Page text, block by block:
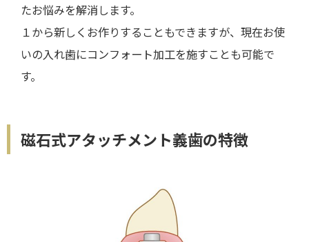
たお悩みを解消します。
１から新しくお作りすることもできますが、現在お使
いの入れ歯にコンフォート加工を施すことも可能で
す。
磁石式アタッチメント義歯の特徴